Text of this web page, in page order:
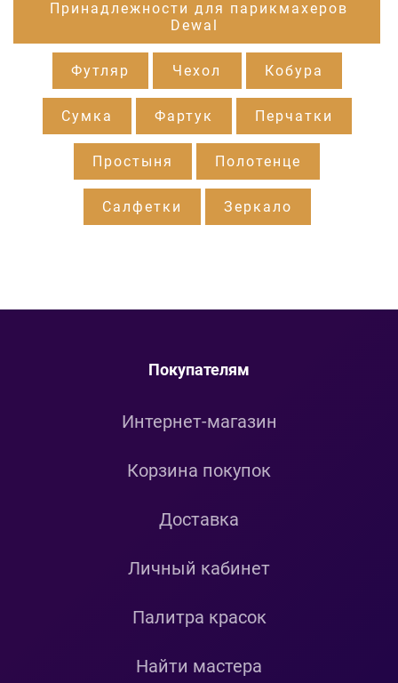
Принадлежности для парикмахеров
Dewal
Футляр Чехол Кобура
Сумка Фартук Перчатки
Простыня Полотенце
Салфетки Зеркало
Покупателям
Интернет-магазин
Корзина покупок
Доставка
Личный кабинет
Палитра красок
Найти мастера